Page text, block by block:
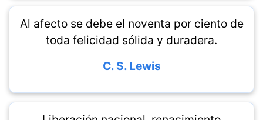
Al afecto se debe el noventa por ciento de
toda felicidad sólida y duradera.
C. S. Lewis